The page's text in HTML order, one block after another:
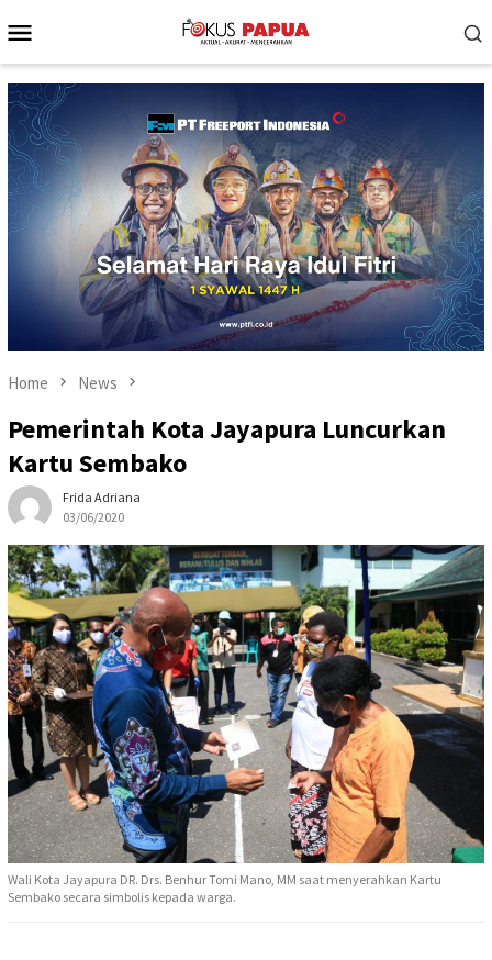
to
Menu
Home News
Pemerintah Kota Jayapura Luncurkan
Kartu Sembako
Frida Adriana
03/06/2020
Wali Kota Jayapura DR. Drs. Benhur Tomi Mano, MM saat menyerahkan Kartu
Sembako secara simbolis kepada warga.